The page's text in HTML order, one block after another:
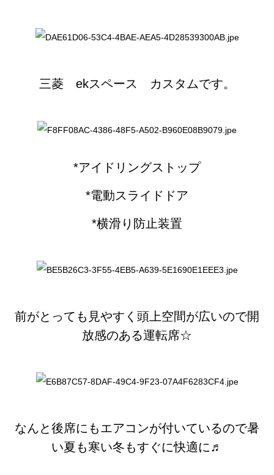
三菱 ekスペース カスタムです。
*アイドリングストップ
*電動スライドドア
*横滑り防止装置
前がとっても見やすく頭上空間が広いので開
放感のある運転席☆
なんと後席にもエアコンが付いているので暑
い夏も寒い冬もすぐに快適に♬